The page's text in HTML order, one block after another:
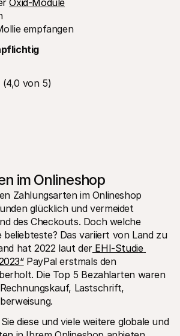
Oxid-Module
empfangen
(4,0 von 5)
im Onlineshop
Zahlungsarten im Onlineshop
glücklich und vermeidet
des Checkouts. Doch welche
beliebteste? Das variiert von Land zu
hat 2022 laut der EHI-Studie
PayPal erstmals den
Die Top 5 Bezahlarten waren
Lastschrift,
diese und viele weitere globale und